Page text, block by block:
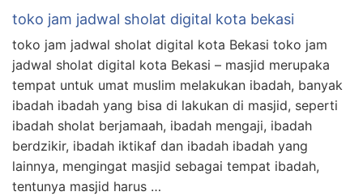
toko jam jadwal sholat digital kota bekasi
toko jam jadwal sholat digital kota Bekasi toko jam
jadwal sholat digital kota Bekasi – masjid merupaka
tempat untuk umat muslim melakukan ibadah, banyak
ibadah ibadah yang bisa di lakukan di masjid, seperti
ibadah sholat berjamaah, ibadah mengaji, ibadah
berdzikir, ibadah iktikaf dan ibadah ibadah yang
lainnya, mengingat masjid sebagai tempat ibadah,
tentunya masjid harus …